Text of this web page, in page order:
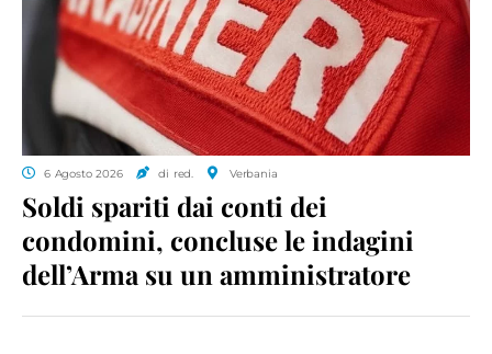
6 Agosto 2026 di red. Verbania
Soldi spariti dai conti dei
condomini, concluse le indagini
dell’Arma su un amministratore